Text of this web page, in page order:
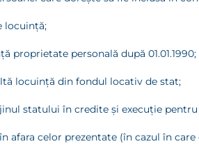
locuinţă;
proprietate personală după 01.01.1990;
locuinţă din fondul locativ de stat;
statului în credite şi execuţie
afara celor prezentate (în cazul în